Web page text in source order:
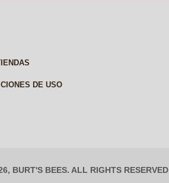
DE USO
BURT'S BEES. ALL RIGHTS RESERVED